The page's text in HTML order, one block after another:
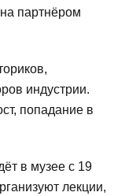
партнёром
индустрии.
попадание в
в музее с 19
лекции,